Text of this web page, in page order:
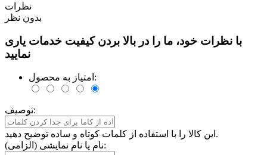
نظرات
بدون نظر
با نظرات خود، ما را در بالا بردن کیفیت خدمات یاری
نمایید
امتیاز به محصول:
توصیف:
این کالا را با استفاده از کلمات کوتاه و ساده توضیح دهید.
نام یا نام نمایشی (الزامی):